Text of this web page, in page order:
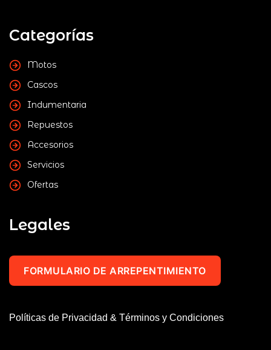
Categorías
Motos
Cascos
Indumentaria
Repuestos
Accesorios
Servicios
Ofertas
Legales
FORMULARIO DE ARREPENTIMIENTO
Políticas de Privacidad & Términos y Condiciones